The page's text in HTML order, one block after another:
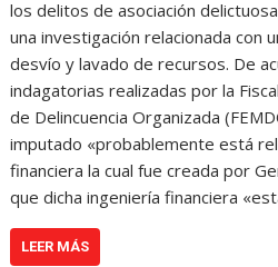
los delitos de asociación
una investigación relacionada con
desvío y lavado de recursos. De
indagatorias realizadas por la
de Delincuencia Organizada
imputado «probablemente está
financiera la cual fue creada por
que dicha ingeniería financiera
LEER MÁS